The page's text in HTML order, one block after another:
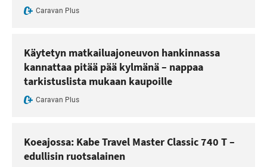
Caravan Plus
Käytetyn matkailuajoneuvon hankinnassa
kannattaa pitää pää kylmänä – nappaa
tarkistuslista mukaan kaupoille
Caravan Plus
Koeajossa: Kabe Travel Master Classic 740 T –
edullisin ruotsalainen